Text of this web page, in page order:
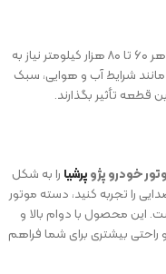
به‌طور معمول، دسته موتور گرد پرشیا کائوچویی هر ۶۰ تا ۸۰ هزار کیلومتر نیاز به
مانند شرایط آب‌ و هوایی، سبک
قطعه تأثیر بگذارند.
خودرو پژوپرشیا را به شکل
را تجربه کنید، دسته موتور
این محصول با دوام بالا و
راحتی بیشتری برای شما فراهم